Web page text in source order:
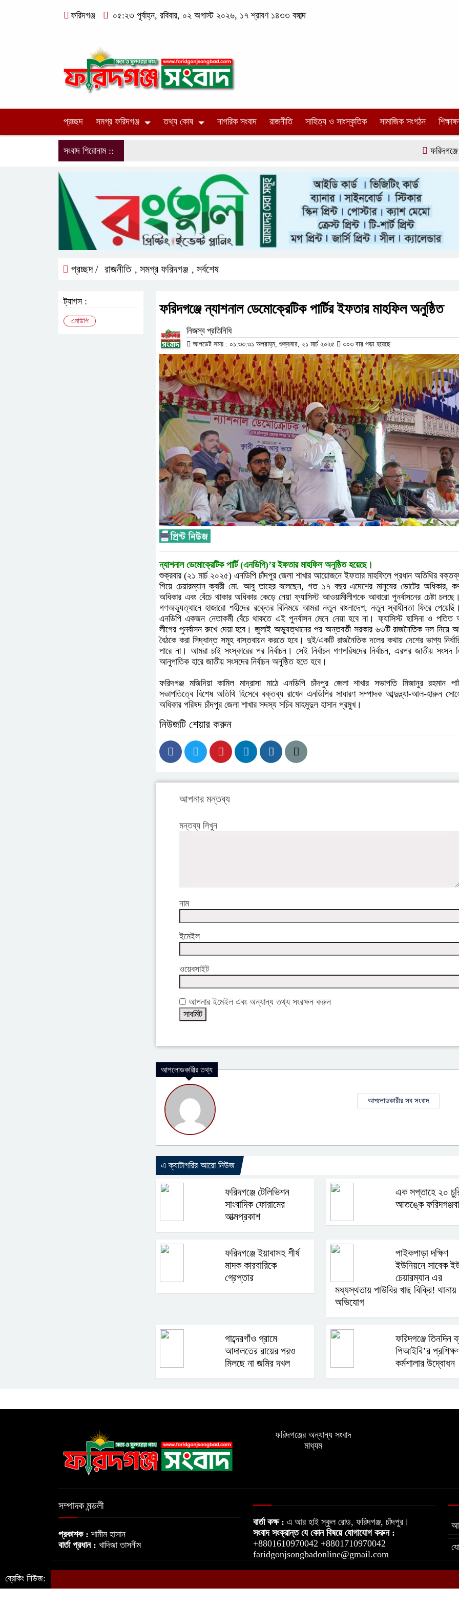
ফরিদগঞ্জ ০৫:২৩ পূর্বাহ্ন, রবিবার, ০২ অগাস্ট ২০২৬, ১৭ শ্রাবণ ১৪৩৩ বঙ্গাব্দ
প্রচ্ছদ সমগ্র ফরিদগঞ্জ তথ্য কোষ নাগরিক সংবাদ রাজনীতি সাহিত্য ও সাংস্কৃতিক সামাজিক সংগঠন
সংবাদ শিরোনাম :: ফরিদগঞ্জে
প্রচ্ছদ / রাজনীতি , সমগ্র ফরিদগঞ্জ , সর্বশেষ
ফরিদগঞ্জে ন্যাশনাল ডেমোক্রেটিক পার্টির ইফতার মাহফিল অনুষ্ঠিত
নিজস্ব প্রতিনিধি
আপডেট সময় : ০১:৩৩:৩১ অপরাহ্ন, শুক্রবার, ২১ মার্চ ২০২৫ ৩০৩ বার পড়া হয়েছে
ন্যাশনাল ডেমোক্রেটিক পার্টি (এনডিপি)’র ইফতার মাহফিল অনুষ্ঠিত হয়েছে।
শুক্রবার (২১ মার্চ ২০২৫) এনডিপি চাঁদপুর জেলা শাখার আয়োজনে ইফতার মাহফিলে প্রধান অতিথির
গিয়ে চেয়ারম্যান ক্বারী মো. আবু তাহের বলেছেন, গত ১৭ বছর এদেশের মানুষের ভোটের অধিকার,
অধিকার এবং বেঁচে থাকার অধিকার কেড়ে নেয়া ফ্যাসিস্ট আওয়ামীলীগকে আবারো পুনর্বাসনের চেষ্টা
গণঅভ্যুত্থানে হাজারো শহীদের রক্তের বিনিময়ে আমরা নতুন বাংলাদেশ, নতুন স্বাধীনতা ফিরে
এনডিপি একজন নেতাকর্মী বেঁচে থাকতে এই পুনর্বাসন মেনে নেয়া হবে না। ফ্যাসিস্ট হাসিনা ও পতিত
লীগের পুনর্বাসন রুখে দেয়া হবে। জুলাই অভ্যুত্থানের পর অন্তবর্তী সরকার ৬৩টি রাজনৈতিক দল নিয়ে
বৈঠকে করা সিদ্ধান্ত সমূহ বাস্তবায়ন করতে হবে। দুই/একটি রাজনৈতিক দলের কথায় দেশের ভাগ্য
পারে না। আমরা চাই সংস্কারের পর নির্বাচন। সেই নির্বাচন গণপরিষদের নির্বাচন, এরপর জাতীয় সংসদ
আনুপাতিক হারে জাতীয় সংসদের নির্বাচন অনুষ্ঠিত হতে হবে।
ফরিদগঞ্জ মজিদিয়া কামিল মাদ্রাসা মাঠে এনডিপি চাঁদপুর জেলা শাখার সভাপতি মিজানুর রহমান
সভাপতিত্বে বিশেষ অতিথি হিসেবে বক্তব্য রাখেন এনডিপির সাধারণ সম্পাদক আব্দুল্ল্যা-আল-হারুন
অধিকার পরিষদ চাঁদপুর জেলা শাখার সদস্য সচিব মাহমুদুল হাসান প্রমুখ।
নিউজটি শেয়ার করুন
আপনার মন্তব্য
মন্তব্য লিখুন
নাম
ইমেইল
ওয়েবসাইট
আপনার ইমেইল এবং অন্যান্য তথ্য সংরক্ষন করুন
আপলোডকারীর তথ্য
আপলোডকারীর সব সংবাদ
এ ক্যাটাগরির আরো নিউজ
ফরিদগঞ্জে টেলিভিশন
সাংবাদিক ফোরামের
আত্মপ্রকাশ
এক সপ্তাহে ২০
আতঙ্কে
ফরিদগঞ্জে ইয়াবাসহ শীর্ষ
মাদক কারবারিকে
গ্রেপ্তার
পাইকপাড়া দক্ষিণ
ইউনিয়নে সাবেক
চেয়ারম্যান এর
মধ্যস্থতায় পাউবির খাছ বিক্রি! থানায়
অভিযোগ
গাব্দেরগাঁও গ্রামে
আদালতের রায়ের পরও
মিলছে না জমির দখল
ফরিদগঞ্জে তিনদিন
পিআইবি’র
কর্মশালার উদ্বোধন
ট্যাগস :
এনডিপি
ফরিদগঞ্জের অন্যান্য সংবাদ
মাধ্যম
সম্পাদক মন্ডলী
প্রকাশক : শামীম হাসান
বার্তা প্রধান : খাদিজা তাসনীম
বার্তা কক্ষ : এ আর হাই স্কুল রোড, ফরিদগঞ্জ, চাঁদপুর।
সংবাদ সংক্রান্ত যে কোন বিষয়ে যোগাযোগ করুন :
+8801610970042 +8801710970042
faridgonjsongbadonline@gmail.com
ব্রেকিং নিউজ: